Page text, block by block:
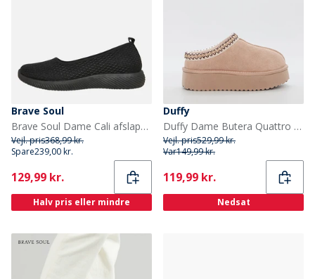
Brave Soul
Brave Soul Dame Cali afslappede sko Sort
Vejl. pris368,99 kr.
Spare239,00 kr.
Current
129,99 kr.
Halv pris eller mindre
Duffy
Duffy Dame Butera Quattro Sko Beige
Vejl. pris529,99 kr.
Var149,99 kr.
Current
119,99 kr.
Nedsat